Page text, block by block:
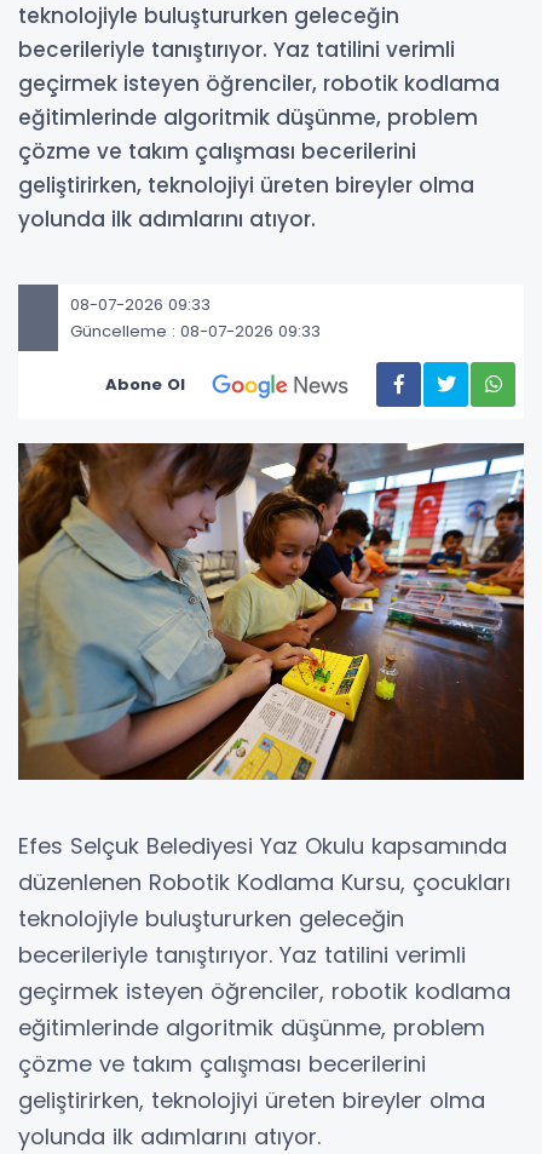
teknolojiyle buluştururken geleceğin
becerileriyle tanıştırıyor. Yaz tatilini verimli
geçirmek isteyen öğrenciler, robotik kodlama
eğitimlerinde algoritmik düşünme, problem
çözme ve takım çalışması becerilerini
geliştirirken, teknolojiyi üreten bireyler olma
yolunda ilk adımlarını atıyor.
08-07-2026 09:33
Güncelleme : 08-07-2026 09:33
Abone Ol
Efes Selçuk Belediyesi Yaz Okulu kapsamında
düzenlenen Robotik Kodlama Kursu, çocukları
teknolojiyle buluştururken geleceğin
becerileriyle tanıştırıyor. Yaz tatilini verimli
geçirmek isteyen öğrenciler, robotik kodlama
eğitimlerinde algoritmik düşünme, problem
çözme ve takım çalışması becerilerini
geliştirirken, teknolojiyi üreten bireyler olma
yolunda ilk adımlarını atıyor.